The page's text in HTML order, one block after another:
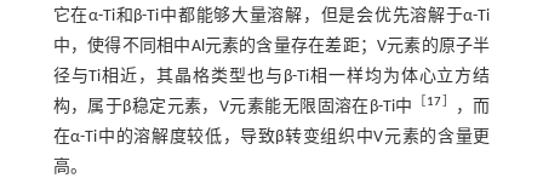
它在α-Ti和β-Ti中都能够大量溶解，但是会优先溶解于α-Ti
中，使得不同相中Al元素的含量存在差距；V元素的原子半
径与Ti相近，其晶格类型也与β-Ti相一样均为体心立方结
构，属于β稳定元素，V元素能无限固溶在β-Ti中
17
，而
在α-Ti中的溶解度较低，导致β转变组织中V元素的含量更
高。